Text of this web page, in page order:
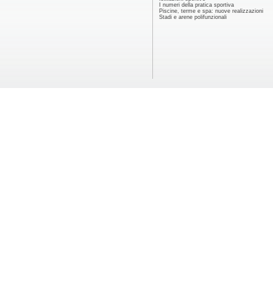
I numeri della pratica sportiva
Piscine, terme e spa: nuove realizzazioni
Stadi e arene polifunzionali